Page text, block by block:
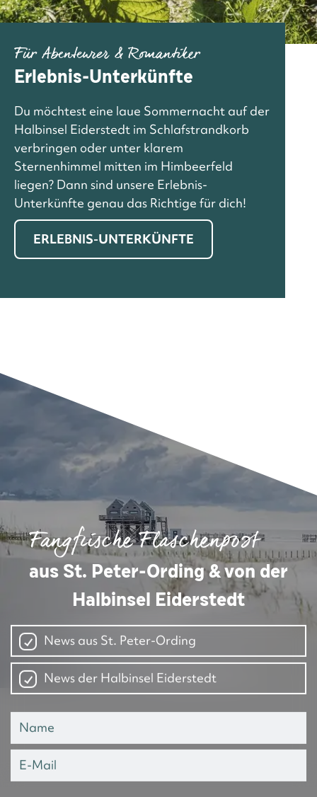
Für Abenteurer & Romantiker
Erlebnis-Unterkünfte
Du möchtest eine laue Sommernacht auf der
Halbinsel Eiderstedt im Schlafstrandkorb
verbringen oder unter klarem
Sternenhimmel mitten im Himbeerfeld
liegen? Dann sind unsere Erlebnis-
Unterkünfte genau das Richtige für dich!
ERLEBNIS-UNTERKÜNFTE
Fangfrische Flaschenpost
aus St. Peter-Ording & von der
Halbinsel Eiderstedt
News aus St. Peter-Ording
News der Halbinsel Eiderstedt